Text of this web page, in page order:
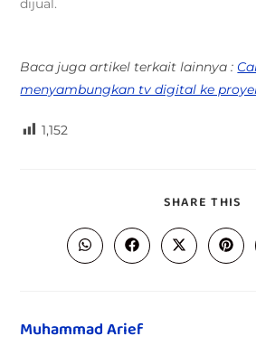
Baca juga artikel terkait lainnya :
menyambungkan tv digital ke
1,152
SHARE THIS
Muhammad Arief